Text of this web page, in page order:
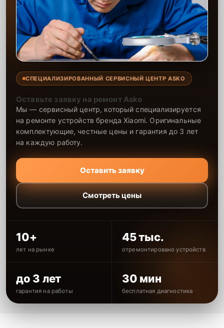
СПЕЦИАЛИЗИРОВАННЫЙ СЕРВИСНЫЙ ЦЕНТР ASKO
Оставьте заявку на ремонт Asko
Мы — сервисный центр, который специализируется
на ремонте устройств бренда Xiaomi. Оригинальные
комплектующие, честные цены и гарантия до 3 лет
на каждую работу.
Оставить заявку
Смотреть цены
10+
лет на рынке
45 тыс.
отремонтировано устройств
до 3 лет
гарантия на работы
30 мин
бесплатная диагностика